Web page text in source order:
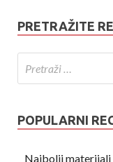
PRETRAŽITE
POPULARNI
Najbolji materijali